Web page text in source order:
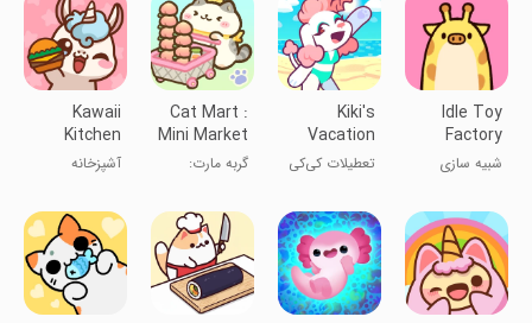
Idle Toy
Factory
Tycoon
شبیه سازی
Kiki's
Vacation
تعطیلات کی‌کی
Cat Mart :
Mini Market
Tycoon
گربه مارت:
غذایی بامزه
Kawaii
Kitchen
آشپزخانه